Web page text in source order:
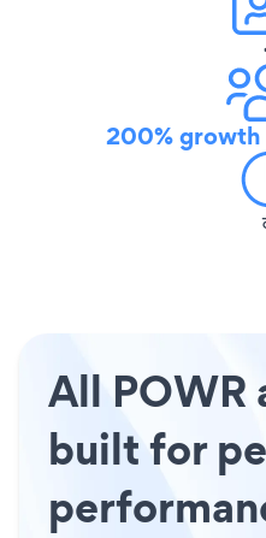
200% growth
All POWR
built for